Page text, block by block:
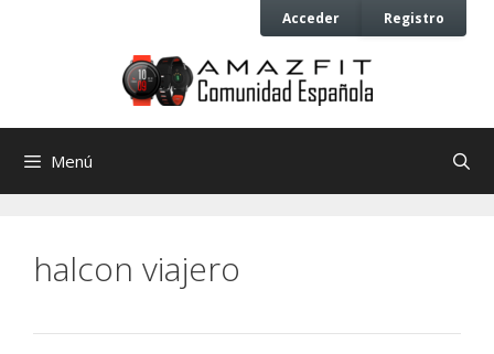
Acceder Registro
Menú
halcon viajero